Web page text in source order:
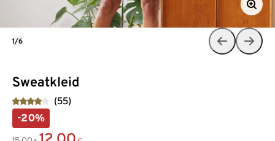
Sweatkleid
(55)
-20%
1/6